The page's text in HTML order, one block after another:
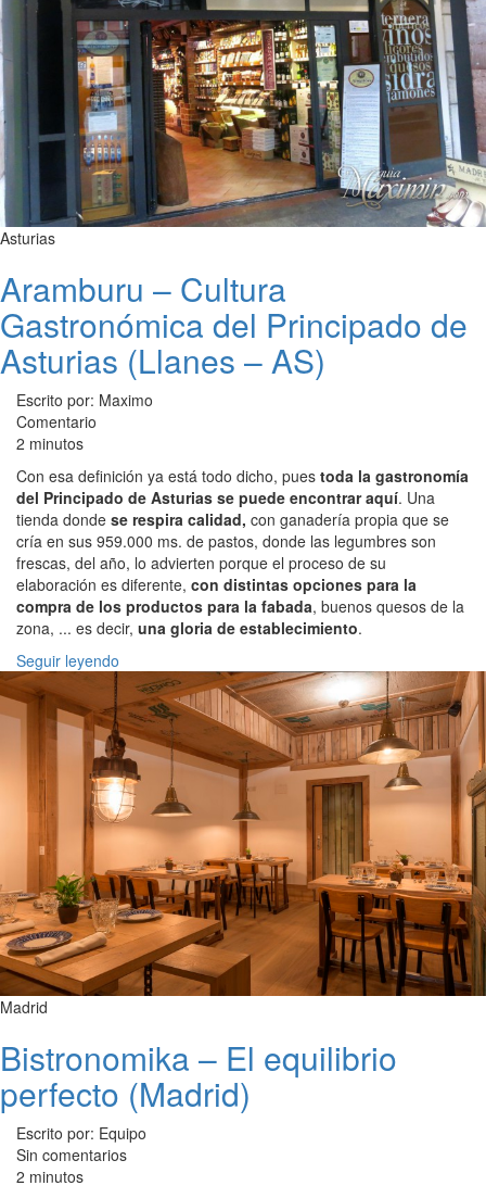
Asturias
Aramburu – Cultura
Gastronómica del Principado de
Asturias (Llanes – AS)
Escrito por: Maximo
Comentario
2 minutos
Con esa definición ya está todo dicho, pues toda la gastronomía
del Principado de Asturias se puede encontrar aquí. Una
tienda donde se respira calidad, con ganadería propia que se
cría en sus 959.000 ms. de pastos, donde las legumbres son
frescas, del año, lo advierten porque el proceso de su
elaboración es diferente, con distintas opciones para la
compra de los productos para la fabada, buenos quesos de la
zona, ... es decir, una gloria de establecimiento.
Seguir leyendo
Madrid
Bistronomika – El equilibrio
perfecto (Madrid)
Escrito por: Equipo
Sin comentarios
2 minutos